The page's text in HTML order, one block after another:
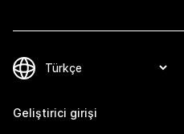
Geliştirici girişi